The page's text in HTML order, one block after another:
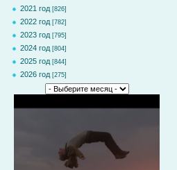
2021 год [826]
2022 год [782]
2023 год [795]
2024 год [804]
2025 год [844]
2026 год [275]